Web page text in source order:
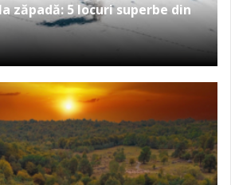
zăpadă: 5 locuri superbe din